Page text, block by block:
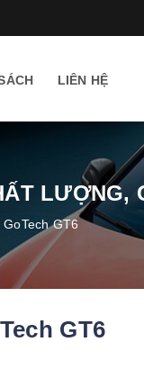
LIÊN HỆ
LƯỢNG,
GT6
GT6